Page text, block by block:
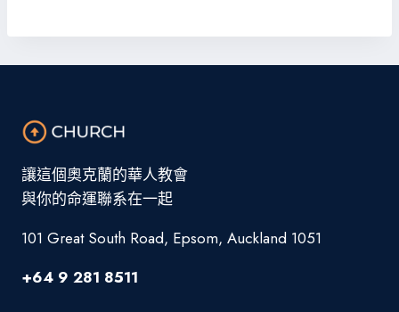
讓這個奧克蘭的華人教會
與你的命運聯系在一起
101 Great South Road, Epsom, Auckland 1051
+64 9 281 8511